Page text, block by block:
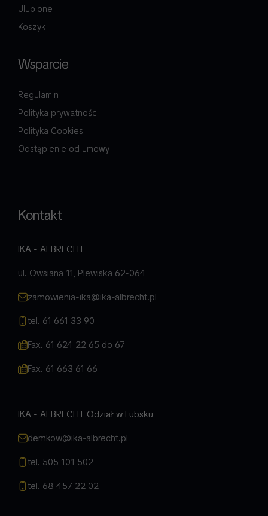
Ulubione
Koszyk
Wsparcie
Regulamin
Polityka prywatności
Polityka Cookies
Odstąpienie od umowy
Kontakt
IKA - ALBRECHT
ul. Owsiana 11, Plewiska 62-064
zamowienia-ika@ika-albrecht.pl
tel. 61 661 33 90
Fax. 61 624 22 65 do 67
Fax. 61 663 61 66
IKA - ALBRECHT Odział w Lubsku
demkow@ika-albrecht.pl
tel. 505 101 502
tel. 68 457 22 02